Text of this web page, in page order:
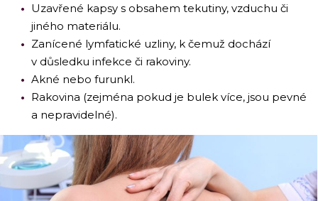
Uzavřené kapsy s obsahem tekutiny, vzduchu či
jiného materiálu.
Zanícené lymfatické uzliny, k čemuž dochází
v důsledku infekce či rakoviny.
Akné nebo furunkl.
Rakovina (zejména pokud je bulek více, jsou pevné
a nepravidelné).